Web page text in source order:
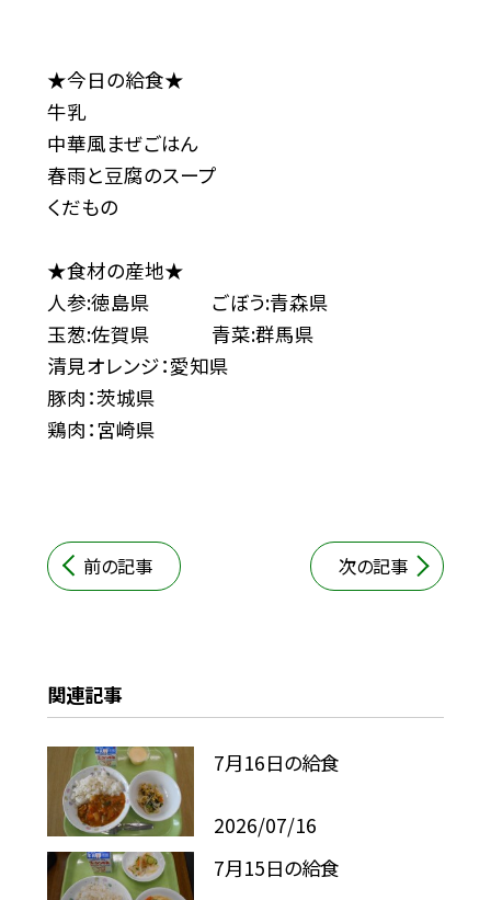
★今日の給食★
牛乳
中華風まぜごはん
春雨と豆腐のスープ
くだもの
★食材の産地★
人参:徳島県 ごぼう:青森県
玉葱:佐賀県 青菜:群馬県
清見オレンジ：愛知県
豚肉：茨城県
鶏肉：宮崎県
前の記事 次の記事
関連記事
7月16日の給食
2026/07/16
7月15日の給食